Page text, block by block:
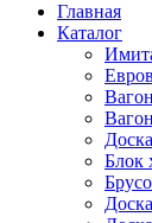
Главная
Каталог
Блок